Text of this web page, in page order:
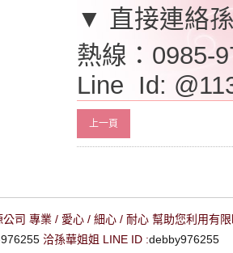
▼ 直接連絡
熱線：0985-
Line Id:
上一頁
司 專業 / 愛心 / 細心 / 耐心 幫助您利用有
洽孫華姐姐 LINE ID :debby976255